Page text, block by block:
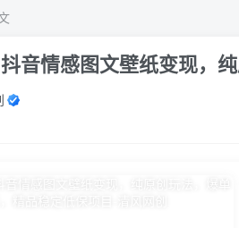
抖音情感图文壁纸变现，